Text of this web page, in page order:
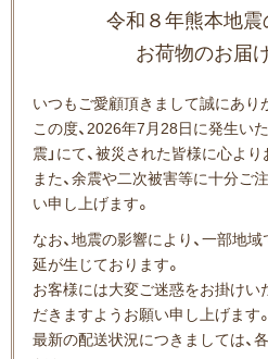
令和８年熊本地
お荷物のお届
いつもご愛顧頂きまして誠にあり
この度、2026年7月28日に発生い
震」にて、被災された皆様に心よ
また、余震や二次被害等に十分ご
い申し上げます。
なお、地震の影響により、一部地
延が生じております。
お客様には大変ご迷惑をお掛けい
だきますようお願い申し上げます。
最新の配送状況につきましては、